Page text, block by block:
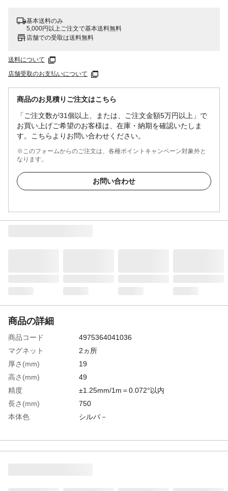
基本送料のみ
5,000円以上ご注文で基本送料無料
店舗での受取は送料無料
送料について
店舗受取のお支払いについて
商品のお見積りご注文はこちら
「ご注文数が31個以上、または、ご注文金額5万円以上」で
お買い上げご希望のお客様は、在庫・納期を確認いたしま
す。こちらよりお問い合わせください。
※このフォームからのご注文は、各種ポイントキャンペーン対象外と
なります。
お問い合わせ
商品の詳細
商品コード
4975364041036
マグネット
2ヵ所
厚さ(mm)
19
高さ(mm)
49
精度
±1.25mm/1m＝0.072°以内
長さ(mm)
750
本体色
シルバ－
重さ
490.000G